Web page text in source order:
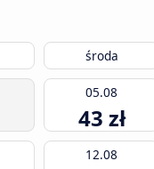
środa
05.08
43 zł
12.08